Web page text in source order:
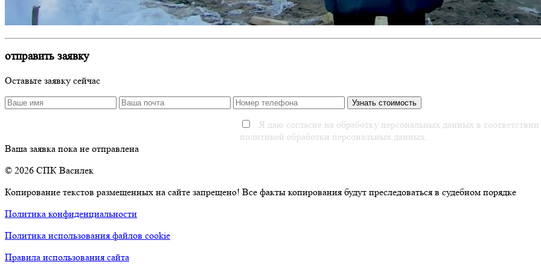
отправить заявку
Оставьте заявку сейчас
Я даю согласие на обработку персональных данных в соответствии
политикой обработки персональных данных.
Ваша заявка пока не отправлена
© 2026 СПК Василек
Копирование текстов размещенных на сайте запрещено! Все факты копирования будут преследоваться в судебном порядке
Политика конфиденциальности
Политика использования файлов cookie
Правила использования сайта